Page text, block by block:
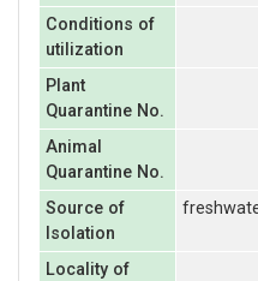
Conditions of
utilization
Plant
Quarantine No.
Animal
Quarantine No.
Source of
Isolation
Locality of